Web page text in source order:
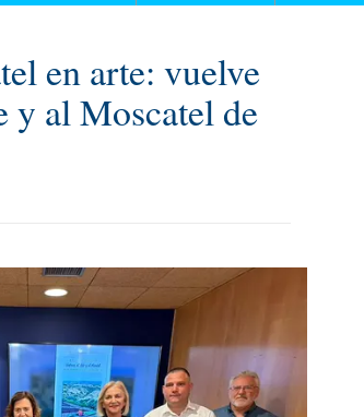
en arte: vuelve
y al Moscatel de